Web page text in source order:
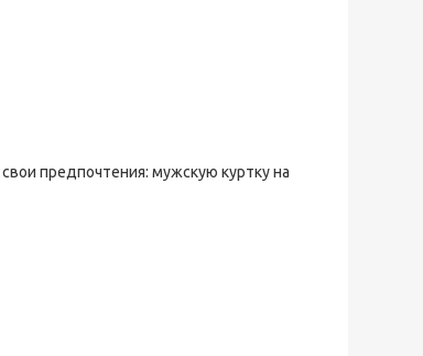
предпочтения: мужскую куртку на